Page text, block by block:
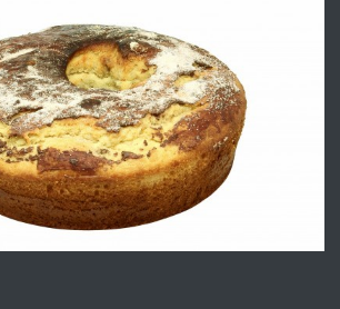
Давам гараж под наем
№4120 Магазин/Офис под наем в кв.